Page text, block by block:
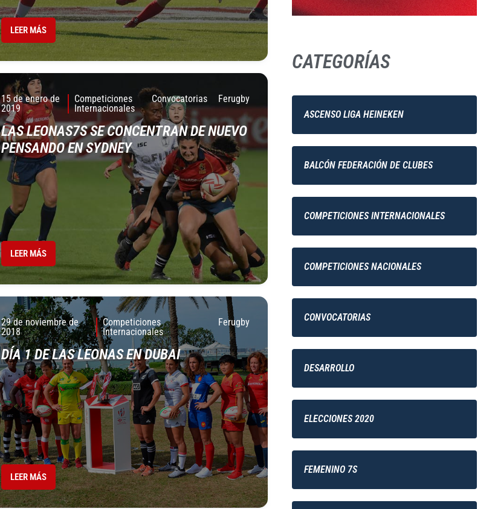
LEER MÁS
15 de enero de
2019
Competiciones
Internacionales
Convocatorias Ferugby
LAS LEONAS7S SE CONCENTRAN DE NUEVO
PENSANDO EN SYDNEY
LEER MÁS
29 de noviembre de
2018
Competiciones
Internacionales
Ferugby
DÍA 1 DE LAS LEONAS EN DUBAI
LEER MÁS
CATEGORÍAS
ASCENSO LIGA HEINEKEN
BALCÓN FEDERACIÓN DE CLUBES
COMPETICIONES INTERNACIONALES
COMPETICIONES NACIONALES
CONVOCATORIAS
DESARROLLO
ELECCIONES 2020
FEMENINO 7S